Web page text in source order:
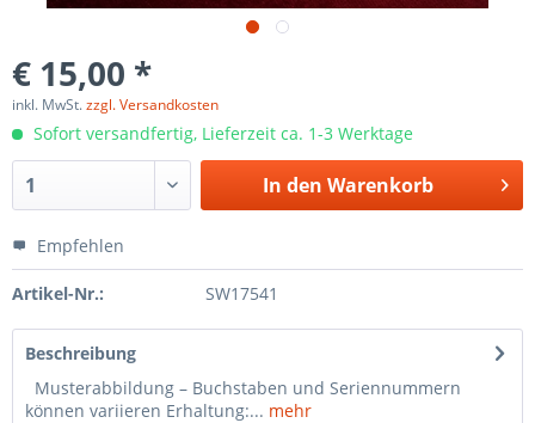
€ 15,00 *
inkl. MwSt.zzgl. Versandkosten
Sofort versandfertig, Lieferzeit ca. 1-3 Werktage
In den Warenkorb
Empfehlen
Artikel-Nr.: SW17541
Beschreibung
Musterabbildung – Buchstaben und Seriennummern
können variieren Erhaltung:... mehr